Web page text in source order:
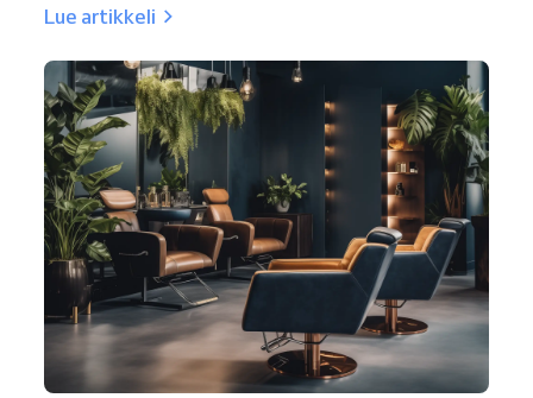
Lue artikkeli